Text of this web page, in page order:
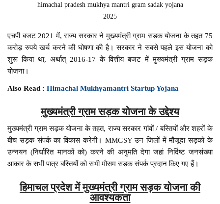
himachal pradesh mukhya mantri gram sadak yojana
2025
एचपी बजट 2021 में, राज्य सरकार ने मुख्यमंत्री ग्राम सड़क योजना के तहत 75
करोड़ रुपये खर्च करने की घोषणा की है। सरकार ने सबसे पहले इस योजना को
शुरू किया था, अर्थात् 2016-17 के वित्तीय बजट में मुख्यमंत्री ग्राम सड़क
योजना।
Also Read :Himachal Mukhyamantri Startup Yojana
मुख्यमंत्री ग्राम सड़क योजना के उद्देश्य
मुख्यमंत्री ग्राम सड़क योजना के तहत, राज्य सरकार गांवों / बस्तियों और शहरों के
बीच सड़क संपर्क का विकास करेगी। MMGSY उन जिलों में मौजूदा सड़कों के
उन्नयन (निर्धारित मानकों को) करने की अनुमति देगा जहां निर्दिष्ट जनसंख्या
आकार के सभी पात्र बस्तियों को सभी मौसम सड़क संपर्क प्रदान किए गए हैं।
हिमाचल प्रदेश में मुख्यमंत्री ग्राम सड़क योजना की
आवश्यकता